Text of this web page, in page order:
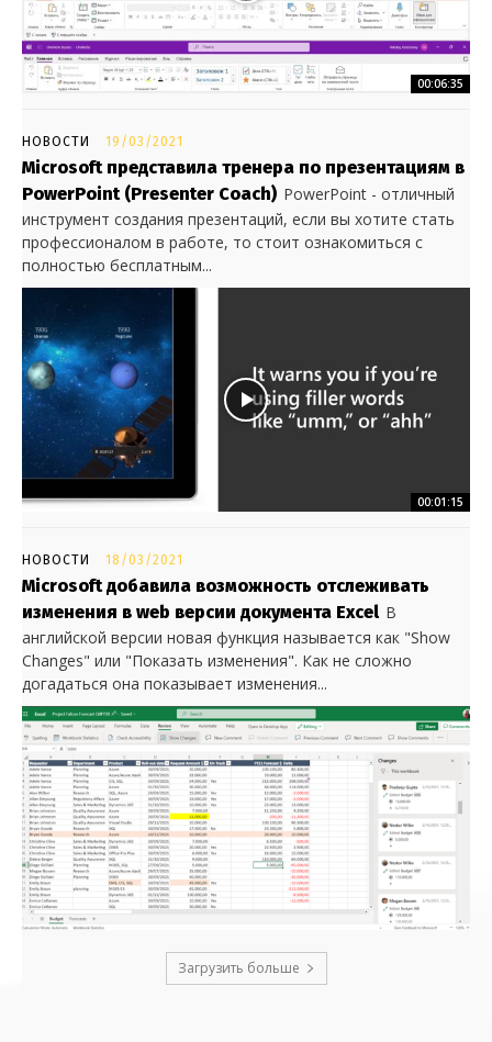
00:06:35
НОВОСТИ 19/03/2021
Microsoft представила тренера по презентациям в
PowerPoint (Presenter Coach) PowerPoint - отличный
инструмент создания презентаций, если вы хотите стать
профессионалом в работе, то стоит ознакомиться с
полностью бесплатным...
00:01:15
НОВОСТИ 18/03/2021
Microsoft добавила возможность отслеживать
изменения в web версии документа Excel В
английской версии новая функция называется как "Show
Changes" или "Показать изменения". Как не сложно
догадаться она показывает изменения...
Загрузить больше